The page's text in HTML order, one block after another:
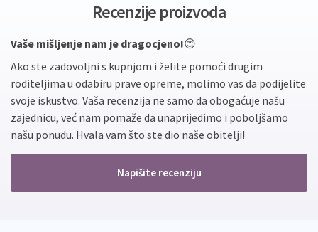
Recenzije proizvoda
Vaše mišljenje nam je dragocjeno!😊
Ako ste zadovoljni s kupnjom i želite pomoći drugim
roditeljima u odabiru prave opreme, molimo vas da podijelite
svoje iskustvo. Vaša recenzija ne samo da obogaćuje našu
zajednicu, već nam pomaže da unaprijedimo i poboljšamo
našu ponudu. Hvala vam što ste dio naše obitelji!
Napišite recenziju